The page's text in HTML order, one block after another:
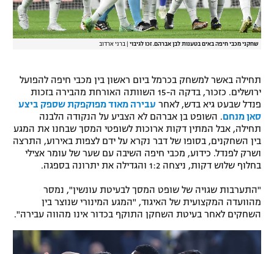
תגיות
שחקני מכבי חיפה באים בטענות לבן אברהם. זכו לגיבוי ברני ארדוב
תחילה באשר למשחק בכרמל ביום ראשון בין מכבי חיפה להפועל
ירושלים. כזכור, בדקה ה-15 השוותה האורחת מהבירה בזכות
פנדל שבעט גיא בדש, לאחר עבירה מאוד מפוקפקת שספק ביצע
סאן מנחם. השופט בן אברהם לא הצביע על הנקודה הלבנה
תחילה, אבל המתין דקות ארוכות לשופטי המסך שבחנו את המגע
בין השחקנים, בסופו של דבר נקרא על ידם לצפות באירוע, התרצה
ושרק לפנדל. כידוע, מכבי חיפה השיבה עם שער של עומר אצילי
בחלוף שלוש דקות, ניצחה 1:2 והגדילה את יתרונה בספגה.
"התערבות שגויה של שופט המסך לבעיטת עונשין", נמסר
מהוועדה המקצועית של האיגוד, "המגע המינורי שנוצר בין
השחקים לאחר בעיטת השחקן התוקף בכדור אינו מהווה עבירה".